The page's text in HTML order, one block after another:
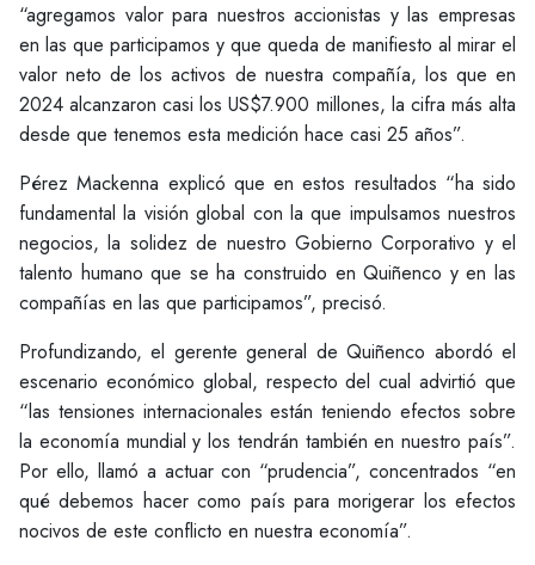
“agregamos valor para nuestros accionistas y las empresas
en las que participamos y que queda de manifiesto al mirar el
valor neto de los activos de nuestra compañía, los que en
2024 alcanzaron casi los US$7.900 millones, la cifra más alta
desde que tenemos esta medición hace casi 25 años”.
Pérez Mackenna explicó que en estos resultados “ha sido
fundamental la visión global con la que impulsamos nuestros
negocios, la solidez de nuestro Gobierno Corporativo y el
talento humano que se ha construido en Quiñenco y en las
compañías en las que participamos”, precisó.
Profundizando, el gerente general de Quiñenco abordó el
escenario económico global, respecto del cual advirtió que
“las tensiones internacionales están teniendo efectos sobre
la economía mundial y los tendrán también en nuestro país”.
Por ello, llamó a actuar con “prudencia”, concentrados “en
qué debemos hacer como país para morigerar los efectos
nocivos de este conflicto en nuestra economía”.